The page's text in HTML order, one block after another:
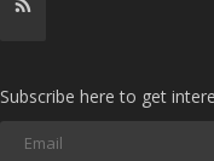
Subscribe here to get